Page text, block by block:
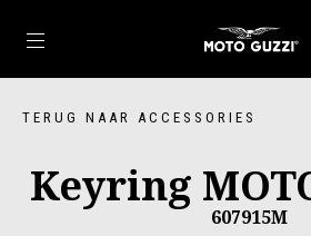
Ga naar de
TERUG NAAR ACCESSORIES
Keyring
607915M